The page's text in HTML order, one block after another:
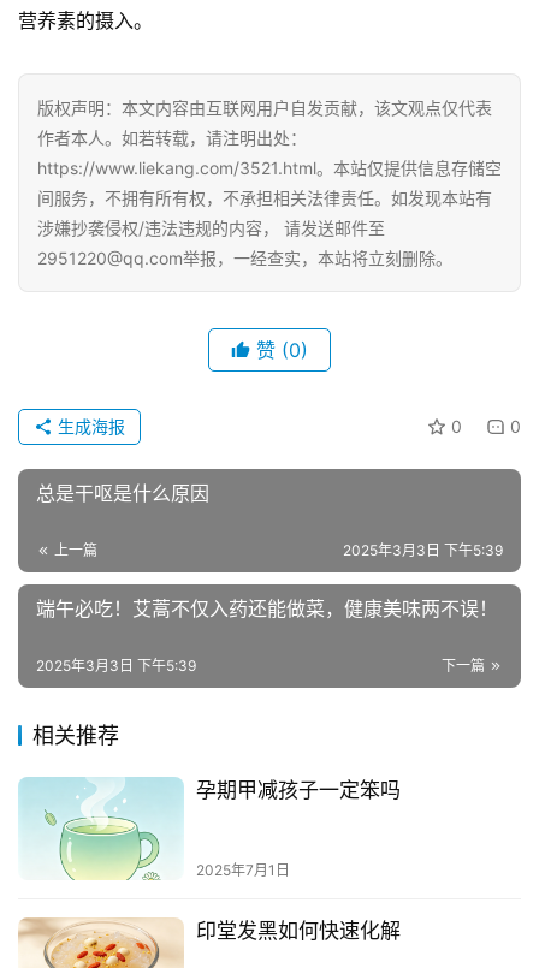
营养素的摄入。
版权声明：本文内容由互联网用户自发贡献，该文观点仅代表
作者本人。如若转载，请注明出处：
https://www.liekang.com/3521.html。本站仅提供信息存储空
间服务，不拥有所有权，不承担相关法律责任。如发现本站有
涉嫌抄袭侵权/违法违规的内容， 请发送邮件至
2951220@qq.com举报，一经查实，本站将立刻删除。
赞 (0)
0 0
生成海报
总是干呕是什么原因
上一篇 2025年3月3日 下午5:39
端午必吃！艾蒿不仅入药还能做菜，健康美味两不误！
下一篇
2025年3月3日 下午5:39
相关推荐
孕期甲减孩子一定笨吗
2025年7月1日
印堂发黑如何快速化解